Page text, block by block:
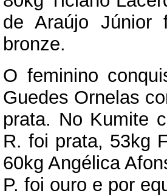
de Araújo Júnior
bronze.
O feminino
Guedes Ornelas
prata. No Kumite
R. foi prata, 53kg
60kg Angélica
P. foi ouro e por